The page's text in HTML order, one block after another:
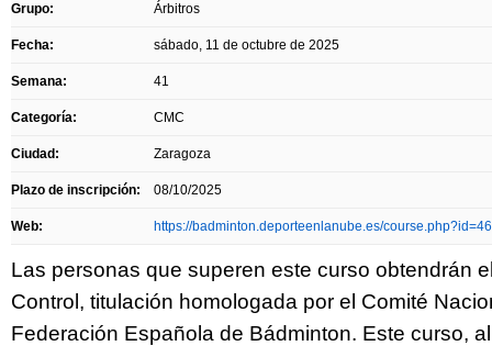
Grupo: Árbitros
Fecha: sábado, 11 de octubre de 2025
Semana: 41
Categoría: CMC
Ciudad: Zaragoza
Plazo de inscripción: 08/10/2025
Web: https://badminton.deporteenlanube.es/
Las personas que superen este curso obtendrán
Control, titulación homologada por el Comité
Federación Española de Bádminton. Este curso,